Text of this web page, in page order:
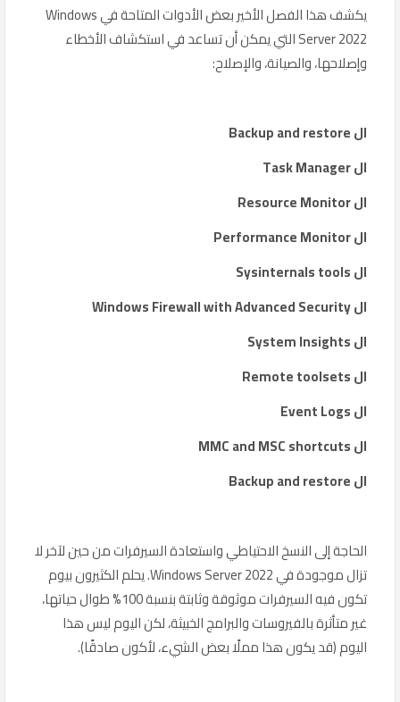
يكشف هذا الفصل الأخير بعض الأدوات المتاحة في Windows
Server 2022 التي يمكن أن تساعد في استكشاف الأخطاء
وإصلاحها، والصيانة، والإصلاح:
ال Backup and restore
ال Task Manager
ال Resource Monitor
ال Performance Monitor
ال Sysinternals tools
ال Windows Firewall with Advanced Security
ال System Insights
ال Remote toolsets
ال Event Logs
ال MMC and MSC shortcuts
ال Backup and restore
الحاجة إلى النسخ الاحتياطي واستعادة السيرفرات من حين لآخر لا
تزال موجودة في Windows Server 2022. يحلم الكثيرون بيوم
تكون فيه السيرفرات موثوقة وثابتة بنسبة 100% طوال حياتها،
غير متأثرة بالفيروسات والبرامج الخبيثة، لكن اليوم ليس هذا
اليوم (قد يكون هذا مملًا بعض الشيء، لأكون صادقًا).